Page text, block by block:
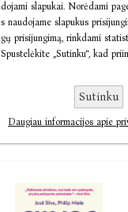
El. knyga
Karmila
€6,66 €8,32
slapukai. Norėdami
naudojame slapukus
prisijungimą, rinkdami
Spustelėkite „Sutinku“, kad
Sutinku
Daugiau informacijos apie